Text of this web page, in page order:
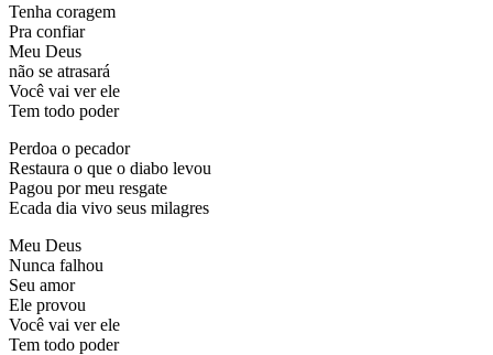
Tenha coragem
Pra confiar
Meu Deus
não se atrasará
Você vai ver ele
Tem todo poder
Perdoa o pecador
Restaura o que o diabo levou
Pagou por meu resgate
Ecada dia vivo seus milagres
Meu Deus
Nunca falhou
Seu amor
Ele provou
Você vai ver ele
Tem todo poder